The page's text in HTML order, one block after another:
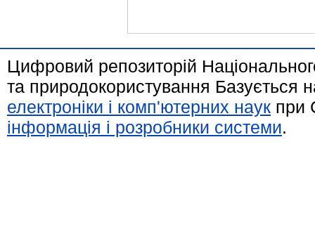
Цифровий репозиторій
та природокористування Базується
електроніки і комп'ютерних наук при
інформація і розробники системи.